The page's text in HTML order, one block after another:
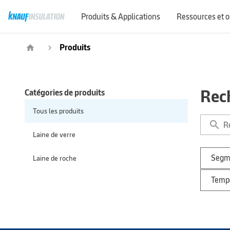
Produits & Applications Ressources et
home navigate_next Produits
Catégories de produits
Tous les produits
Laine de verre
Laine de roche
search